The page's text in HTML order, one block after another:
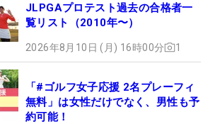
JLPGAプロテスト過去の合格者一
覧リスト（2010年〜）
2026年8月10日 (月) 16時00分 1
「#ゴルフ女子応援 2名プレーフィ
無料」は女性だけでなく、男性も予
約可能！